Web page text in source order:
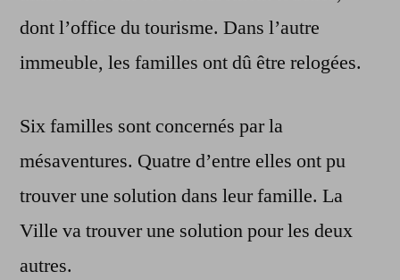
dont l’office du tourisme. Dans l’autre
immeuble, les familles ont dû être relogées.
Six familles sont concernés par la
mésaventures. Quatre d’entre elles ont pu
trouver une solution dans leur famille. La
Ville va trouver une solution pour les deux
autres.